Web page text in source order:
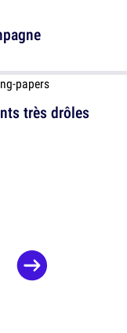
très drôles